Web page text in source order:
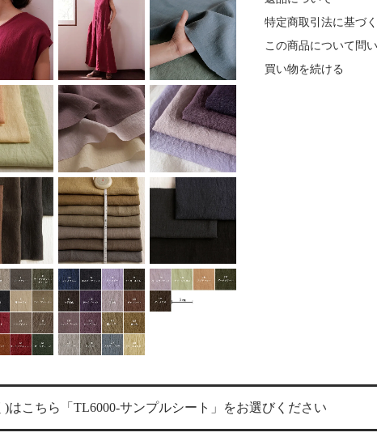
特定商取引法に基づ
この商品について問
買い物を続ける
こちら「TL6000-サンプルシート」をお選びください